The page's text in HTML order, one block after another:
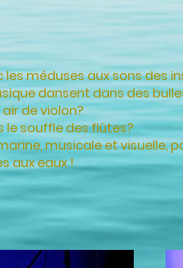
méduses aux sons des
dansent dans des
de violon?
le souffle des flûtes?
musicale et visuelle,
aux eaux !